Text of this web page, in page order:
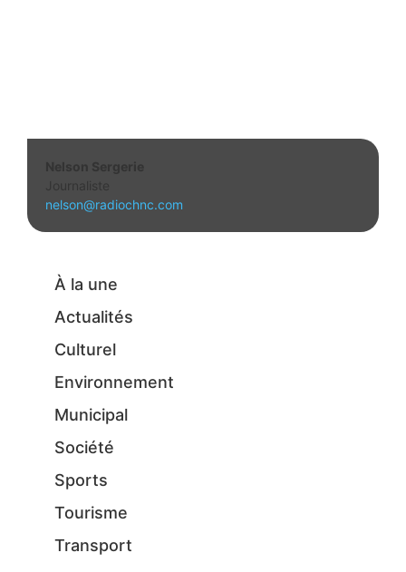
Nelson Sergerie
Journaliste
nelson@radiochnc.com
À la une
Actualités
Culturel
Environnement
Municipal
Société
Sports
Tourisme
Transport